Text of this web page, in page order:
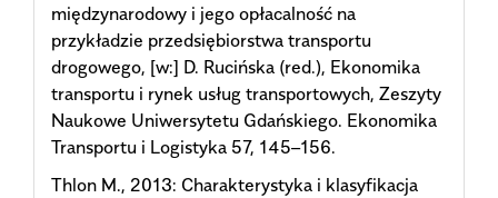
międzynarodowy i jego opłacalność na
przykładzie przedsiębiorstwa transportu
drogowego, [w:] D. Rucińska (red.), Ekonomika
transportu i rynek usług transportowych, Zeszyty
Naukowe Uniwersytetu Gdańskiego. Ekonomika
Transportu i Logistyka 57, 145–156.
Thlon M., 2013: Charakterystyka i klasyfikacja